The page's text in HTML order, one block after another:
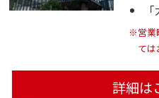
※営業
ては
詳細は